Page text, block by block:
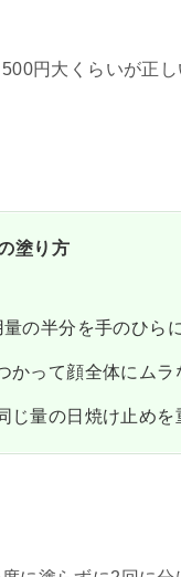
円大くらいが正し
塗り方
の半分を手のひら
かって顔全体にムラ
じ量の日焼け止めを